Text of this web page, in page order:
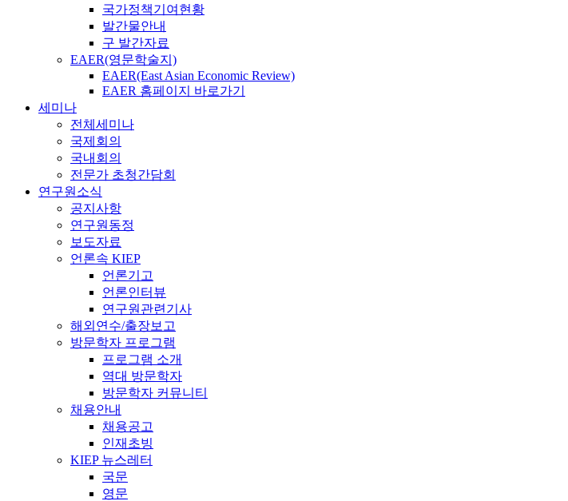
국가정책기여현황
발간물안내
구 발간자료
EAER(영문학술지)
EAER(East Asian Economic Review)
EAER 홈페이지 바로가기
세미나
전체세미나
국제회의
국내회의
전문가 초청간담회
연구원소식
공지사항
연구원동정
보도자료
언론속 KIEP
언론기고
언론인터뷰
연구원관련기사
해외연수/출장보고
방문학자 프로그램
프로그램 소개
역대 방문학자
방문학자 커뮤니티
채용안내
채용공고
인재초빙
KIEP 뉴스레터
국문
영문